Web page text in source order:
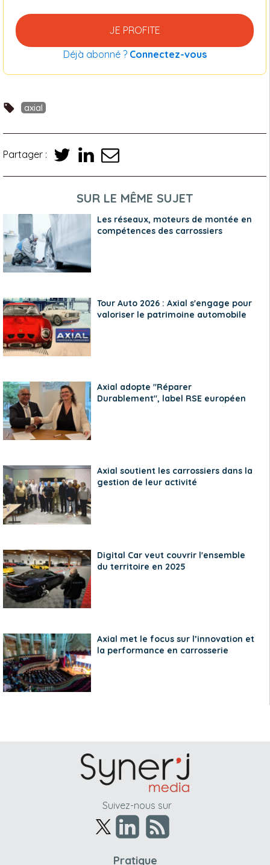
JE PROFITE
Déjà abonné ? Connectez-vous
axial
Partager :
SUR LE MÊME SUJET
Les réseaux, moteurs de montée en
compétences des carrossiers
Tour Auto 2026 : Axial s'engage pour
valoriser le patrimoine automobile
Axial adopte "Réparer
Durablement", label RSE européen
Axial soutient les carrossiers dans la
gestion de leur activité
Digital Car veut couvrir l'ensemble
du territoire en 2025
Axial met le focus sur l’innovation et
la performance en carrosserie
Suivez-nous sur
Pratique